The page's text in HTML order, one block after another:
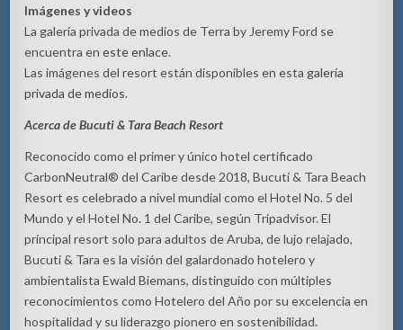
Imágenes y videos
La galería privada de medios de Terra by Jeremy Ford se
encuentra eneste enlace.
Las imágenes del resort están disponibles en esta galería
privada de medios.
Acerca de Bucuti & Tara Beach Resort
Reconocido como el primer y único hotel certificado
CarbonNeutral® del Caribe desde 2018, Bucuti & Tara Beach
Resort es celebrado a nivel mundial como el Hotel No. 5 del
Mundo y el Hotel No. 1 del Caribe, según Tripadvisor. El
principal resort solo para adultos de Aruba, de lujo relajado,
Bucuti & Tara es la visión del galardonado hotelero y
ambientalista Ewald Biemans, distinguido con múltiples
reconocimientos como Hotelero del Año por su excelencia en
hospitalidad y su liderazgo pionero en sostenibilidad.